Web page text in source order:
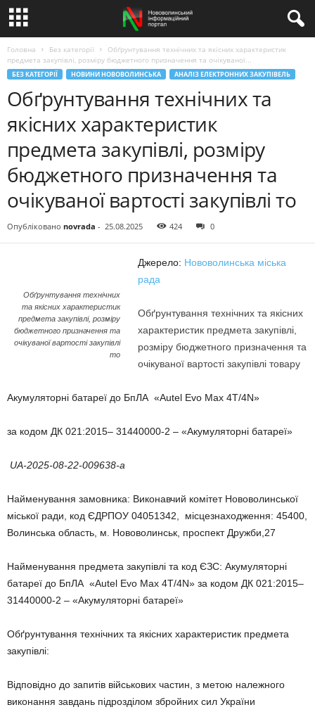
Головна Без категорії
Обґрунтування технічних та якісних характеристик
предмета закупівлі, розміру бюджетного призначення та очікуваної...
БЕЗ КАТЕГОРІЇ НОВИНИ НОВОВОЛИНСЬКА АНАЛІЗ ЕЛЕКТРОННИХ ЗАКУПІВЕЛЬ
Обґрунтування технічних та
якісних характеристик
предмета закупівлі, розміру
бюджетного призначення та
очікуваної вартості закупівлі то
Опубліковано novrada - 25.08.2025 424 0
Обґрунтування технічних
та якісних характеристик
предмета закупівлі, розміру
бюджетного призначення та
очікуваної вартості закупівлі
то
Джерело: Нововолинська міська
рада
Обґрунтування технічних та якісних
характеристик предмета закупівлі,
розміру бюджетного призначення та
очікуваної вартості закупівлі товару
Акумуляторні батареї до БпЛА «Autel Evo Max 4T/4N»
за кодом ДК 021:2015– 31440000-2 – «Акумуляторні батареї»
UA-2025-08-22-009638-a
Найменування замовника: Виконавчий комітет Нововолинської
міської ради, код ЄДРПОУ 04051342, місцезнаходження: 45400,
Волинська область, м. Нововолинськ, проспект Дружби,27
Найменування предмета закупівлі та код ЄЗС: Акумуляторні
батареї до БпЛА «Autel Evo Max 4T/4N» за кодом ДК 021:2015–
31440000-2 – «Акумуляторні батареї»
Обґрунтування технічних та якісних характеристик предмета
закупівлі:
Відповідно до запитів військових частин, з метою належного
виконання завдань підрозділом збройних сил України